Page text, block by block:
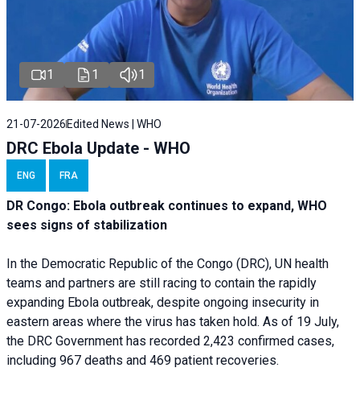
1 1 1
21-07-2026 Edited News | WHO
DRC Ebola Update - WHO
ENG FRA
DR Congo: Ebola outbreak continues to expand, WHO
sees signs of stabilization
In the Democratic Republic of the Congo (DRC), UN health
teams and partners are still racing to contain the rapidly
expanding Ebola outbreak, despite ongoing insecurity in
eastern areas where the virus has taken hold. As of 19 July,
the DRC Government has recorded 2,423 confirmed cases,
including 967 deaths and 469 patient recoveries.